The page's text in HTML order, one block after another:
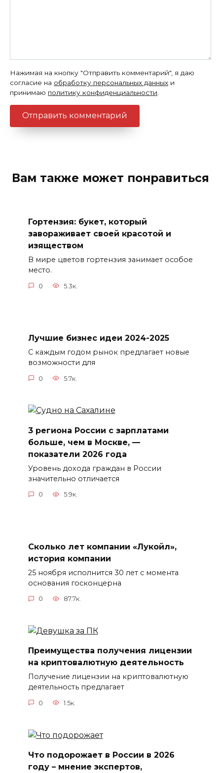
Нажимая на кнопку "Отправить комментарий", я даю
согласие на обработку персональных данных и
принимаю политику конфиденциальности
Вам также может понравиться
Гортензия: букет, который
завораживает своей красотой и
изяществом
В мире цветов гортензия занимает особое
место.
0 5.3к.
Лучшие бизнес идеи 2024-2025
С каждым годом рынок предлагает новые
возможности для
0 5.7к.
3 региона России с зарплатами
больше, чем в Москве, —
показатели 2026 года
Уровень дохода граждан в России
значительно отличается
0 5.9к.
Сколько лет компании «Лукойл»,
история компании
25 ноября исполнится 30 лет с момента
основания госконцерна
0 87.7к.
Преимущества получения лицензии
на криптовалютную деятельность
Получение лицензии на криптовалютную
деятельность предлагает
0 1.5к.
Что подорожает в России в 2026
году – мнение экспертов,